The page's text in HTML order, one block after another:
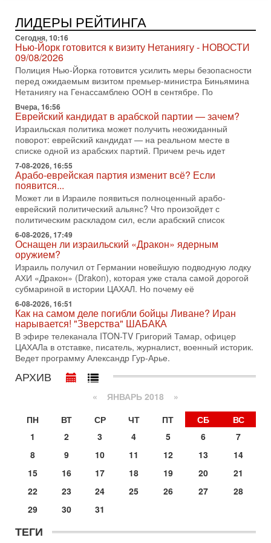
В этом выпуске мы разбираем одну из самых тревожных
тем израильской политики. Известно, что израильская
Служба общей безопасности (ШАБАК) создала
3-08-2026, 08:32
Трамп и Иран: последний шанс - НОВОСТИ
03/08/2026
Президент США Дональд Трамп объявил о возобновлении
переговоров с Ираном, но Тегеран пока не подтвердил
готовность к диалогу. По словам американского
2-08-2026, 08:42
Трамп отменил удар по Ирану - НОВОСТИ
02/08/2026
Президент США Дональд Трамп сегодня заявил об отмене
подготовленного удара по Ирану после обращений
Тегерана и других стран региона. По его словам,
1-08-2026, 17:50
«Русский голос» Израиля: кто заберет его на этот
раз?
Голоса русскоязычных репатриантов не раз кардинально
меняли политический ландшафт Израиля. Достаточно
вспомнить взлет партии «Исраэль ба-алия», когда
31-07-2026, 17:00
Тайны закрытых дверей: о чём на самом деле
молчат Трамп и Нетаньяху?
Недавний визит премьер-министра Израиля Биньямина
Нетаньяху в США и его встреча с Дональдом Трампом
оставили больше вопросов, чем ответов. Полная
31-07-2026, 15:18
Иран готовит покушение на Нетаниягу! Трамп не
В эфире телеканала ITON-TV СЕРГЕЙ МИГДАЛЬ, эксперт
по вопросам безопасности, офицер запаса
Международного управления полиции Израиля, автор
31-07-2026, 09:02
Битва за разоружение ХАМАСа - НОВОСТИ
31/07/2026
Сегодня президент США Дональд Трамп заявил о
разоружении ХАМАСа и других вооруженных группировок в
30-07-2026, 17:59
оценка от военного обозревателя Давида Шарпа
с каждым днем. Почему Трамп в самый последний момент
ЛИДЕРЫ РЕЙТИНГА
Сегодня, 10:16
Нью-Йорк готовится к визиту Нетаниягу - НОВОСТИ
09/08/2026
Полиция Нью-Йорка готовится усилить меры безопасности
перед ожидаемым визитом премьер-министра Биньямина
Нетаниягу на Генассамблею ООН в сентябре. По
Вчера, 16:56
Еврейский кандидат в арабской партии — зачем?
Израильская политика может получить неожиданный
поворот: еврейский кандидат — на реальном месте в
списке одной из арабских партий. Причем речь идет
7-08-2026, 16:55
Арабо-еврейская партия изменит всё? Если
появится...
Может ли в Израиле появиться полноценный арабо-
еврейский политический альянс? Что произойдет с
политическим раскладом сил, если арабский список
6-08-2026, 17:49
Оснащен ли израильский «Дракон» ядерным
оружием?
Израиль получил от Германии новейшую подводную лодку
АХИ «Дракон» (Drakon), которая уже стала самой дорогой
субмариной в истории ЦАХАЛ. Но почему её
6-08-2026, 16:51
Как на самом деле погибли бойцы Ливане? Иран
нарывается! "Зверства" ШАБАКА
В эфире телеканала ITON-TV Григорий Тамар, офицер
ЦАХАЛа в отставке, писатель, журналист, военный историк.
Ведет программу Александр Гур-Арье.
АРХИВ
« ЯНВАРЬ 2018 »
ПН
ВТ СР ЧТ ПТ СБ
ВС
1
2 3 4 5 6
7
8
9 10 11 12 13
14
15
16 17 18 19 20
21
22
23 24 25 26 27
28
29
30 31
ТЕГИ